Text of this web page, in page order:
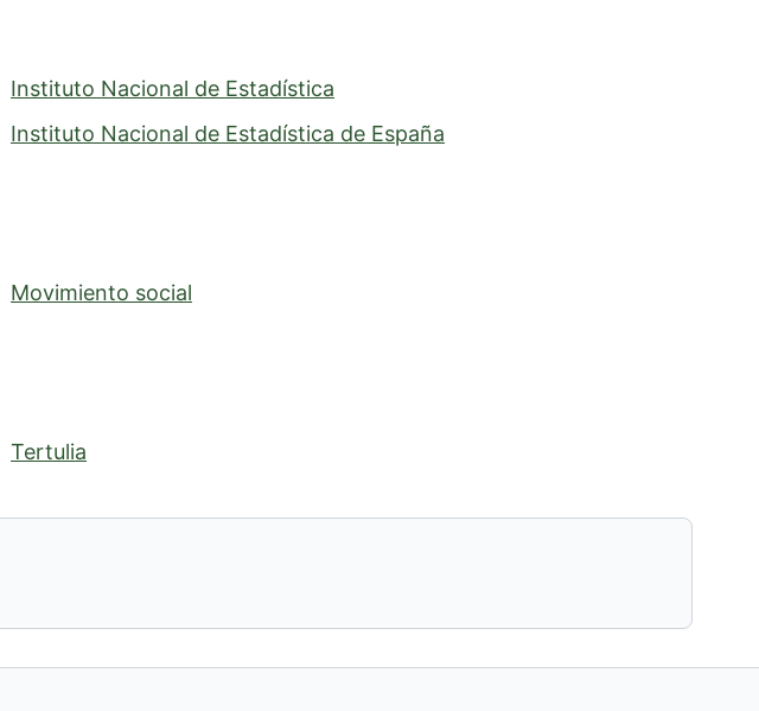
Instituto Nacional de Estadística
Instituto Nacional de Estadística de España
Movimiento social
Tertulia